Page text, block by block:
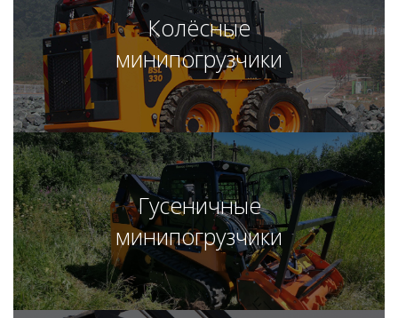
Колёсные
минипогрузчики
Гусеничные
минипогрузчики